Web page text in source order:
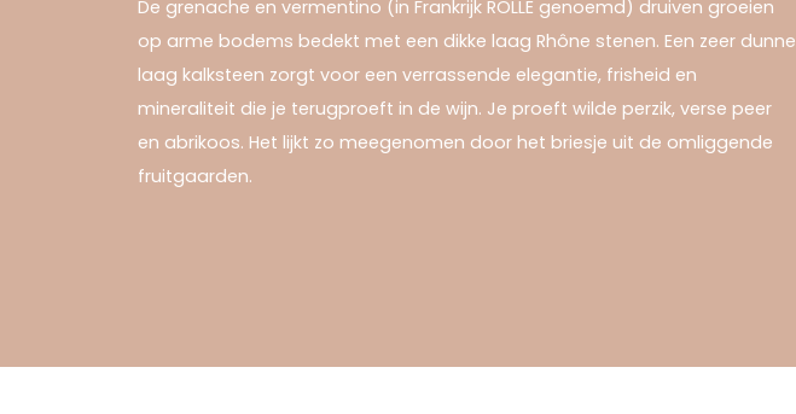
De grenache en vermentino (in Frankrijk ROLLE genoemd) druiven groeien
op arme bodems bedekt met een dikke laag Rhône stenen. Een zeer dunne
laag kalksteen zorgt voor een verrassende elegantie, frisheid en
mineraliteit die je terugproeft in de wijn. Je proeft wilde perzik, verse peer
en abrikoos. Het lijkt zo meegenomen door het briesje uit de omliggende
fruitgaarden.